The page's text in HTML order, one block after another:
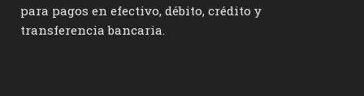
para pagos en efectivo, débito, crédito y
transferencia bancaria.